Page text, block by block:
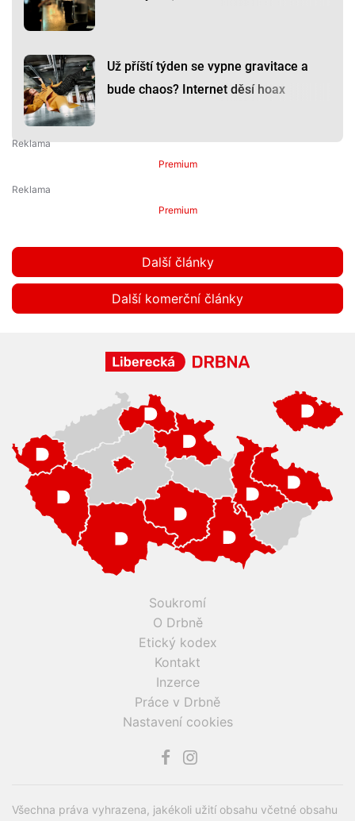
Už příští týden se vypne gravitace a
bude chaos? Internet děsí hoax
Premium
Premium
Další články
Další komerční články
Soukromí
O Drbně
Etický kodex
Kontakt
Inzerce
Práce v Drbně
Nastavení cookies
Všechna práva vyhrazena, jakékoli užití obsahu včetné obsahu